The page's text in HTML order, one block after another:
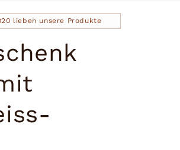
lieben unsere Produkte